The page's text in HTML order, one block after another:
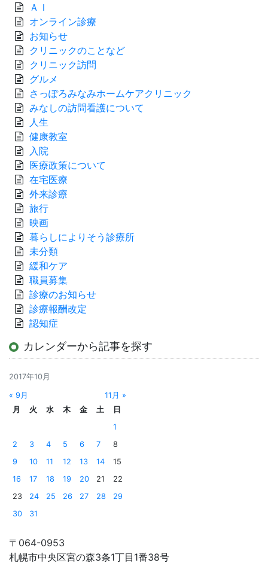
ＡＩ
オンライン診療
お知らせ
クリニックのことなど
クリニック訪問
グルメ
さっぽろみなみホームケアクリニック
みなしの訪問看護について
人生
健康教室
入院
医療政策について
在宅医療
外来診療
旅行
映画
暮らしによりそう診療所
未分類
緩和ケア
職員募集
診療のお知らせ
診療報酬改定
認知症
カレンダーから記事を探す
2017年10月
« 9月
11月 »
月
火 水 木 金 土
日
1
2
3 4 5 6 7
8
9
10 11 12 13 14
15
16
17 18 19 20 21
22
23
24 25 26 27 28
29
30
31
〒064-0953
札幌市中央区宮の森3条1丁目1番38号